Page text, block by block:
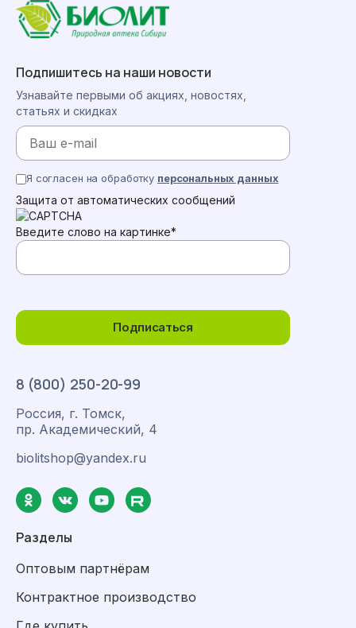
8 (800) 250-20-99
Россия, г. Томск,
пр. Академический, 4
biolitshop@yandex.ru
Разделы
Оптовым партнёрам
Контрактное производство
Подпишитесь на наши новости
Узнавайте первыми об акциях, новостях,
статьях и скидках
Подписаться
Я согласен на обработку персональных данных
Защита от автоматических сообщений
Введите слово на картинке*